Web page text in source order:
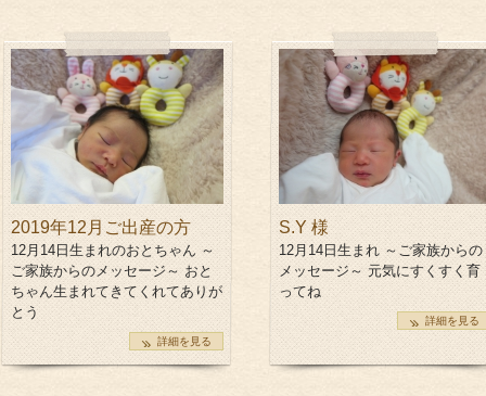
2019年12月ご出産の方
12月14日生まれのおとちゃん ～
ご家族からのメッセージ～ おと
ちゃん生まれてきてくれてありが
とう
詳細を見る
S.Y 様
12月14日生まれ ～ご家族からの
メッセージ～ 元気にすくすく育
ってね
詳細を見る